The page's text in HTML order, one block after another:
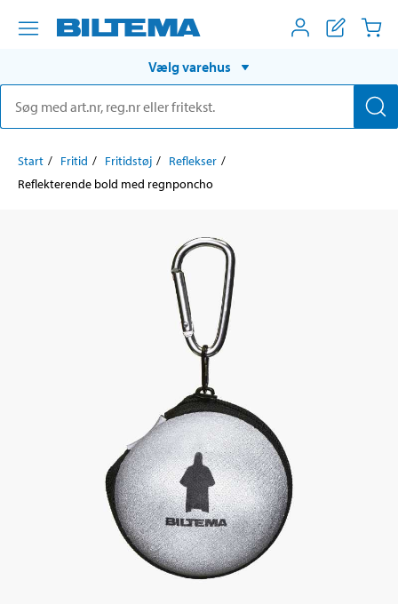
Vælg varehus
Start Fritid Fritidstøj
Reflekser
Reflekterende bold med regnponcho